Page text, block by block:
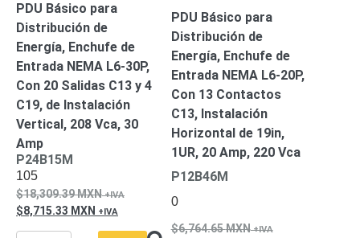
de Largo
AlcanceUPS
- No Break
Kits-
Sistemas
Completos
IP
de 4
de 8
Canales
Monitores
PDU Básico para
Distribución de
Energía, Enchufe de
Entrada NEMA L6-30P,
Con 20 Salidas C13 y 4
C19, de Instalación
Vertical, 208 Vca, 30
Amp
P24B15M
105
18,309.39MXN
8,715.33 MXN
PDU Básico para
Distribución de
Energía, Enchufe de
Entrada NEMA L6-20P,
Con 13 Contactos
C13, Instalación
Horizontal de 19in,
1UR, 20 Amp, 220 Vca
P12B46M
0
6,764.65MXN